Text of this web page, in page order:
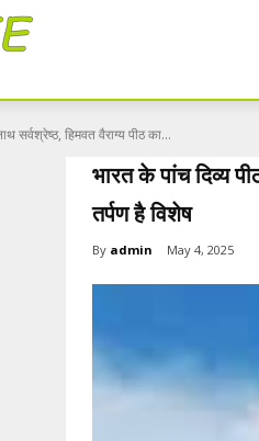
सर्वश्रेष्ठ, हिमवत वैराग्य पीठ का...
भारत के पांच दिव्य
तर्पण है विशेष
By admin May 4, 2025